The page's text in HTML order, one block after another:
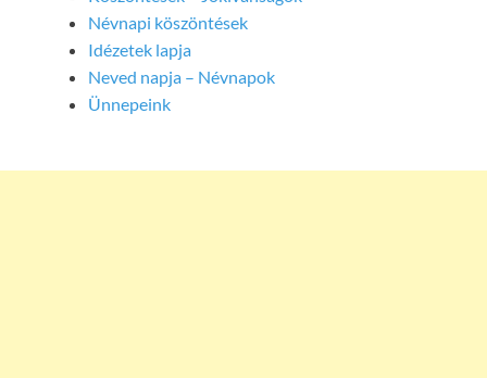
Névnapi köszöntések
Idézetek lapja
Neved napja – Névnapok
Ünnepeink